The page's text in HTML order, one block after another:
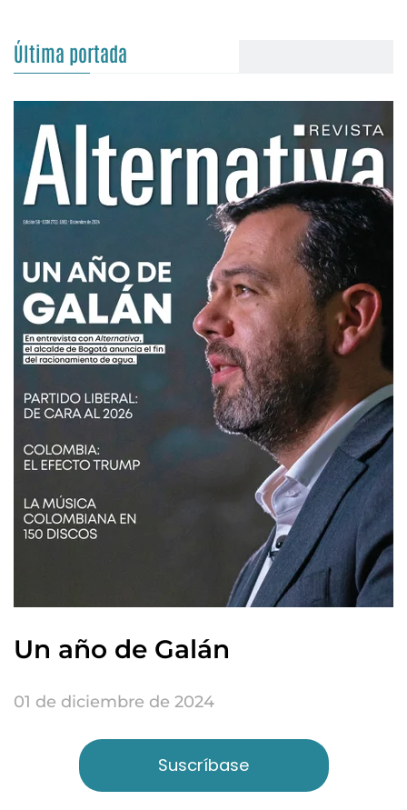
Última portada
Un año de Galán
01 de diciembre de 2024
Suscríbase